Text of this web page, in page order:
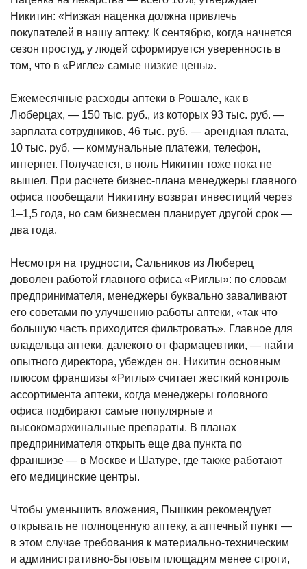
Никитин: «Низкая наценка должна привлечь
покупателей в нашу апт​еку. К сентябрю, когда начнется
сезон простуд, у людей сформируется уверенность в
том, что в «Ригле» самые низкие цены».
Ежемесячные расходы аптеки в Рошале, как в
Люберцах, — 150 тыс. руб., из которых 93 тыс. руб. —
зарплата сотрудников, 46 тыс. руб. — арендная плата,
10 тыс. руб. — коммунальные платежи, телефон,
интернет. Получается, в ноль Никитин тоже пока не
вышел. При расчете бизнес-плана менеджеры главного
офиса пообещали Никитину возврат инвестиций через
1–1,5 года, но сам бизнесмен планирует другой срок —
два года.
Несмотря на трудности, Сальников из Люберец
доволен работой главного офиса «Риглы»: по словам
предпринимателя, менеджеры буквально заваливают
его советами по улучшению работы аптеки, «так что
большую часть приходится фильтровать». Главное для
владельца аптеки, далекого от фармацевтики, — найти
опытного директора, убежден он. Никитин основным
плюсом франшизы «Риглы» считает жесткий контроль
ассортимента аптеки, когда менеджеры головного
офиса подбирают самые популярные и
высокомаржинальные препараты. В планах
предпринимателя открыть еще два пункта по
франшизе — в Москве и Шатуре, где также работают
его медицинские центры.
Чтобы уменьшить вложения, Пышкин рекомендует
открывать не полноценную аптеку, а аптечный пункт —
в этом случае требования к материально-техническим
и административно-бытовым площадям менее строги,